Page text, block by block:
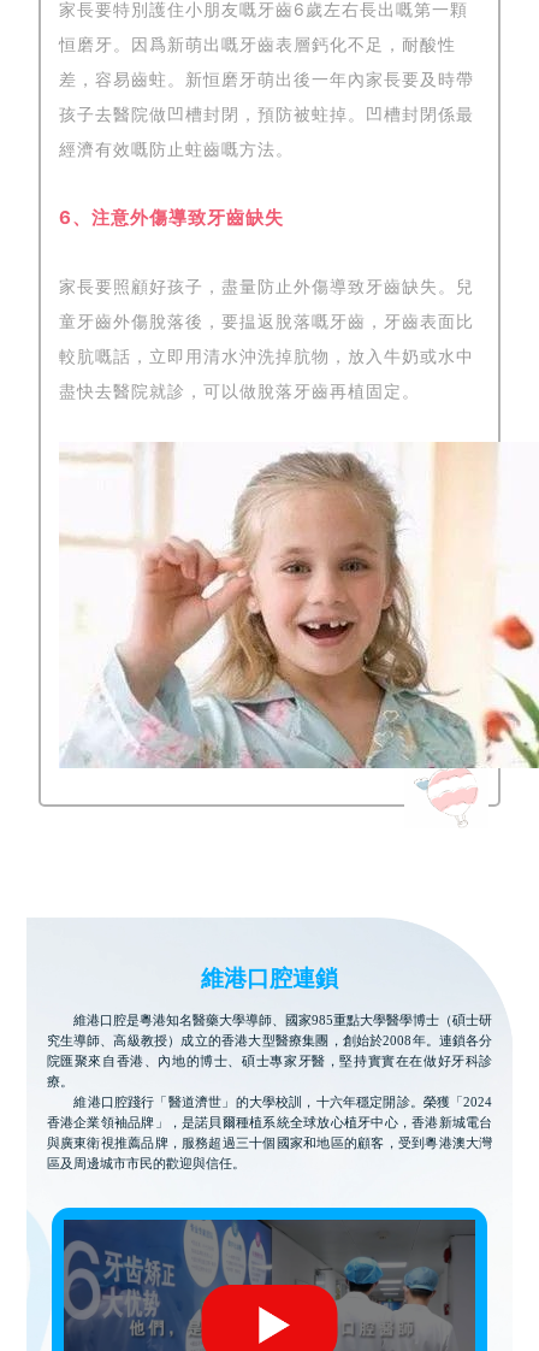
家長要特別護住小朋友嘅牙齒6歲左右長出嘅第一顆
恒磨牙。因爲新萌出嘅牙齒表層鈣化不足，耐酸性
差，容易齒蛀。新恒磨牙萌出後一年內家長要及時帶
孩子去醫院做凹槽封閉，預防被蛀掉。凹槽封閉係最
經濟有效嘅防止蛀齒嘅方法。
6、注意外傷導致牙齒缺失
家長要照顧好孩子，盡量防止外傷導致牙齒缺失。兒
童牙齒外傷脫落後，要揾返脫落嘅牙齒，牙齒表面比
較肮嘅話，立即用清水沖洗掉肮物，放入牛奶或水中
盡快去醫院就診，可以做脫落牙齒再植固定。
維港口腔連鎖
維港口腔是粵港知名醫藥大學導師、國家985重點大學醫學博士（碩士研
究生導師、高級教授）成立的香港大型醫療集團，創始於2008年。連鎖各分
院匯聚來自香港、內地的博士、碩士專家牙醫，堅持實實在在做好牙科診
療。
維港口腔踐行「醫道濟世」的大學校訓，十六年穩定開診。榮獲「2024
香港企業領袖品牌」，是諾貝爾種植系統全球放心植牙中心，香港新城電台
與廣東衛視推薦品牌，服務超過三十個國家和地區的顧客，受到粵港澳大灣
區及周邊城市市民的歡迎與信任。